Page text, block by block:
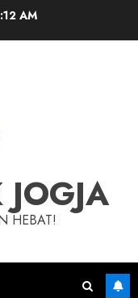
AM
HEBAT!